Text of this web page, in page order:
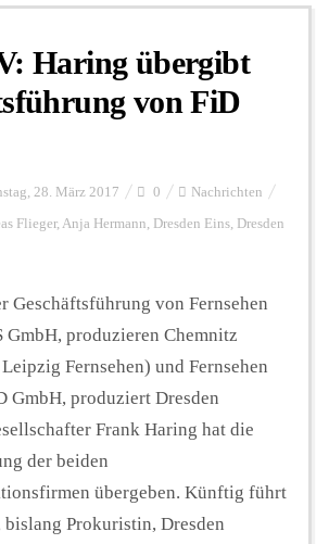
Personalien
Beiträge
Podcast
Seminare
Unterstützen
Haring übergibt
von FiD
28. März 2017 0 Nachrichten
Flieger, Anja Hermann, Dresden Eins, Dresden
Geschäftsführung von Fernsehen
GmbH, produzieren Chemnitz
Fernsehen) und Fernsehen
GmbH, produziert Dresden
Frank Haring hat die
der beiden
übergeben. Künftig führt
Prokuristin, Dresden